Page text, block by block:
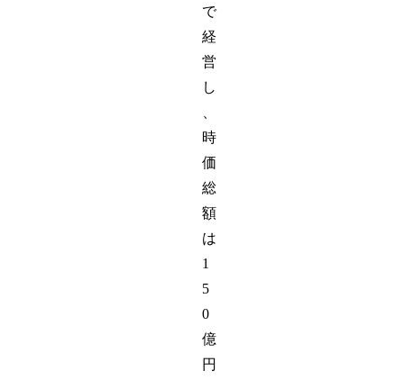
で
経
営
し
時
価
総
額
は
1
5
0
億
円